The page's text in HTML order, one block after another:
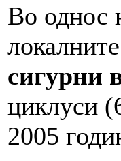
Во однос
сигурни
циклуси
2005